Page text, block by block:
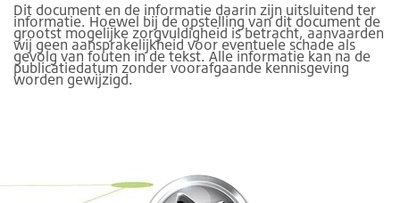
Dit document en de informatie daarin zijn uitsluitend ter
informatie. Hoewel bij de opstelling van dit document de
grootst mogelijke zorgvuldigheid is betracht, aanvaarden
wij geen aansprakelijkheid voor eventuele schade als
gevolg van fouten in de tekst. Alle informatie kan na de
publicatiedatum zonder voorafgaande kennisgeving
worden gewijzigd.